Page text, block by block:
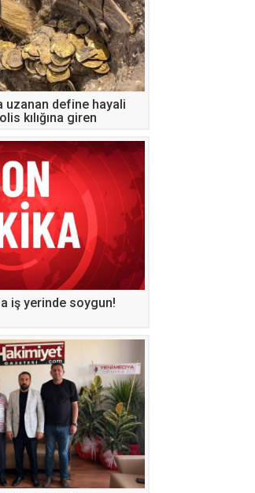
uzanan define hayali
kılığına giren
iş yerinde soygun!